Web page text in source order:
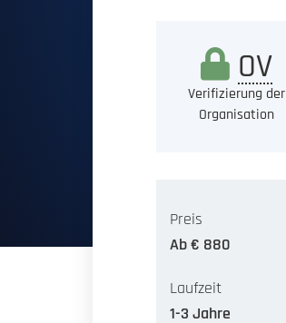
OV
Verifizierung der
Organisation
Preis
Ab € 880
Laufzeit
1-3 Jahre